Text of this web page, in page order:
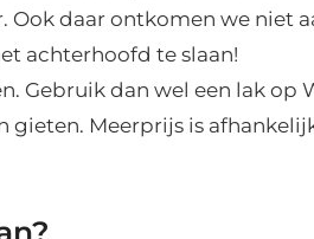
Ook daar ontkomen we niet
achterhoofd te slaan!
Gebruik dan wel een lak op
gieten. Meerprijs is